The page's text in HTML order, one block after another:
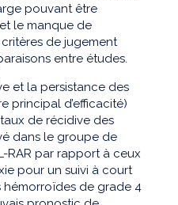
pouvant être
le manque de
de jugement
entre études.
et la persistance des
principal d’efficacité)
de récidive des
dans le groupe de
RAR par rapport à ceux
pour un suivi à court
hémorroïdes de grade 4